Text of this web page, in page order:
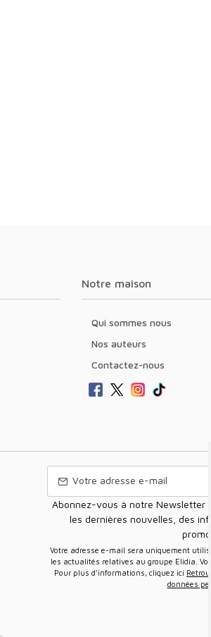
Notre maison
Qui sommes nous
Nos auteurs
Contactez-nous
Abonnez-vous à notre Newsletter
les dernières nouvelles, des
Votre adresse e-mail sera uniquement utilisée pour vous envoyer des informations sur
les actualités relatives au groupe Elidia.
Pour plus d’informations, cliquez ici
données